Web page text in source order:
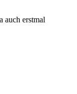
auch erstmal